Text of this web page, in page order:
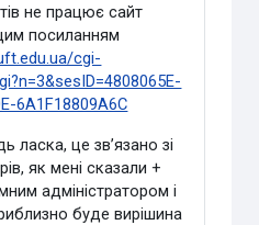
не працює сайт
посиланням
cgi-
6A1F18809A6C
ласка, це зв’язано зі
як мені сказали +
адміністратором і
буде вирішина